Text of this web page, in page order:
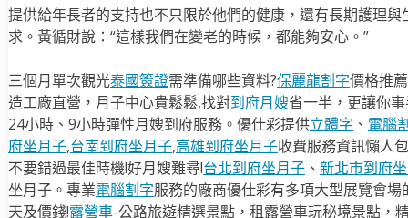
提供給年長者的支持也不只限於他們的健康，還有長期護理
求。黃循財說：“這樣我們在變老的時候，都能夠安心。”
三個月單次觀光泰國簽證需準備哪些資料?保麗龍割字價格推
造工廠直營，月子中心貴鬆鬆,找對到府月嫂省一半，更讓你
24小時、9小時彈性月嫂到府服務。優仕彩提供立體字 、 電腦
府坐月子,台南到府坐月子,高雄到府坐月子收費服務資訊懶人
不要錯過最佳時機!好月嫂難尋!台北到府坐月子、 新北市到府
坐月子。專業電腦割字服務的廠商優仕彩有多項大型展覽會場
天及價錢!露營車-公路旅遊精選景點，租露營車玩秘境景點，